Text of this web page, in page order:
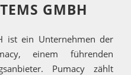
GMBH
ist ein Unternehmen der
einem führenden
Pumacy zählt